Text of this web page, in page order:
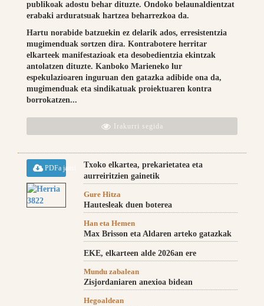
publikoak adostu behar dituzte. Ondoko belaunaldientzat
erabaki arduratsuak hartzea beharrezkoa da.
Hartu norabide batzuekin ez delarik ados, erresistentzia
mugimenduak sortzen dira. Kontrabotere herritar
elkarteek manifestazioak eta desobedientzia ekintzak
antolatzen dituzte. Kanboko Marieneko lur
espekulazioaren inguruan den gatazka adibide ona da,
mugimenduak eta sindikatuak proiektuaren kontra
borrokatzen...
Irakurri segida
PDFa jaitsi
Txoko elkartea, prekarietatea eta
aurreiritzien gainetik
Gure Hitza
Hautesleak duen boterea
Han eta Hemen
Max Brisson eta Aldaren arteko gatazkak
EKE, elkarteen alde 2026an ere
Mundu zabalean
Zisjordaniaren anexioa bidean
Hegoaldean